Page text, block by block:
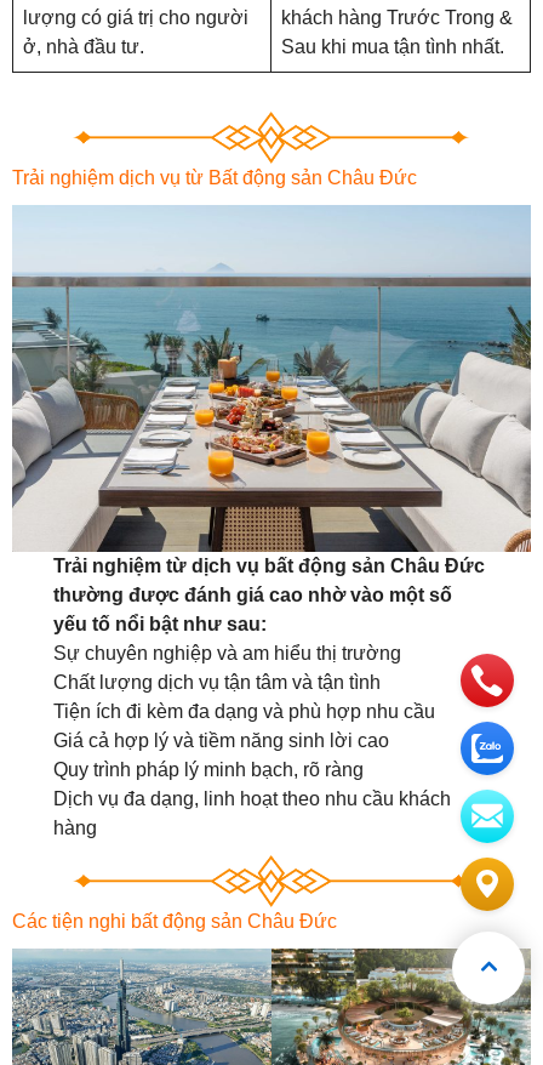
lượng có giá trị cho người
ở, nhà đầu tư.
khách hàng Trước Trong &
Sau khi mua tận tình nhất.
Trải nghiệm dịch vụ từ Bất động sản Châu Đức
Trải nghiệm từ dịch vụ bất động sản Châu Đức
thường được đánh giá cao nhờ vào một số
yếu tố nổi bật như sau:
Sự chuyên nghiệp và am hiểu thị trường
Chất lượng dịch vụ tận tâm và tận tình
Tiện ích đi kèm đa dạng và phù hợp nhu cầu
Giá cả hợp lý và tiềm năng sinh lời cao
Quy trình pháp lý minh bạch, rõ ràng
Dịch vụ đa dạng, linh hoạt theo nhu cầu khách
hàng
Các tiện nghi bất động sản Châu Đức